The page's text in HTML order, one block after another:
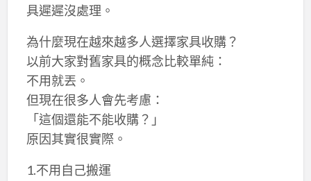
具遲遲沒處理。
為什麼現在越來越多人選擇家具收購？
以前大家對舊家具的概念比較單純：
不用就丟。
但現在很多人會先考慮：
「這個還能不能收購？」
原因其實很實際。
1.不用自己搬運